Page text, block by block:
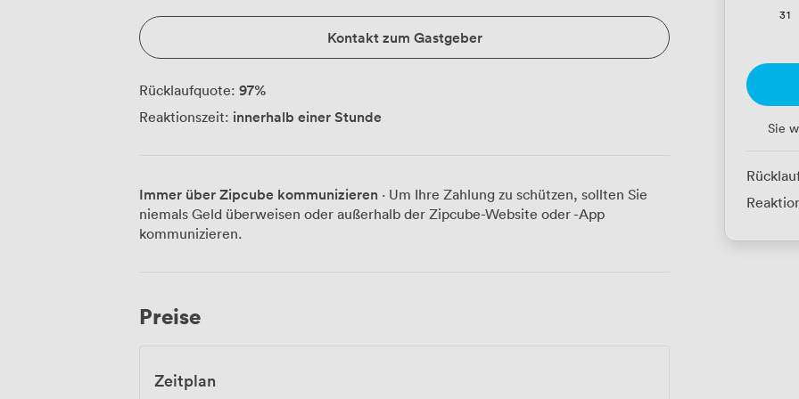
Kontakt zum Gastgeber
Rücklaufquote: 97%
Reaktionszeit: innerhalb einer Stunde
Immer über Zipcube kommunizieren · Um Ihre Zahlung zu schützen, sollten Sie
niemals Geld überweisen oder außerhalb der Zipcube-Website oder -App
kommunizieren.
Preise
Zeitplan
31
Sie